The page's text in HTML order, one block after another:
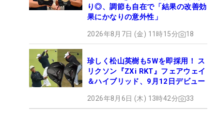
り◎、調節も自在で「結果の改善効
果にかなりの意外性」
2026年8月7日 (金) 11時15分 18
珍しく松山英樹も5Wを即採用！ ス
リクソン『ZXi RKT』フェアウェイ
＆ハイブリッド、9月12日デビュー
2026年8月6日 (木) 13時42分 33